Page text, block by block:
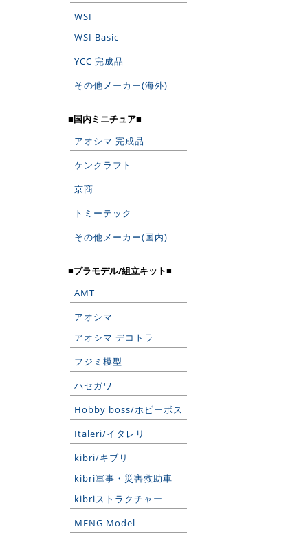
WSI
WSI Basic
YCC 完成品
その他メーカー(海外)
■国内ミニチュア■
アオシマ 完成品
ケンクラフト
京商
トミーテック
その他メーカー(国内)
■プラモデル/組立キット■
AMT
アオシマ
アオシマ デコトラ
フジミ模型
ハセガワ
Hobby boss/ホビーボス
Italeri/イタレリ
kibri/キブリ
kibri軍事・災害救助車
kibriストラクチャー
MENG Model